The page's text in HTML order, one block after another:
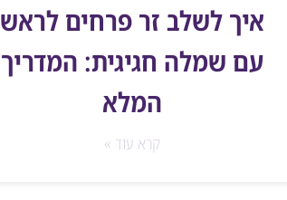
איך לשלב זר פרחים לראש
עם שמלה חגיגית: המדריך
המלא
קרא עוד »